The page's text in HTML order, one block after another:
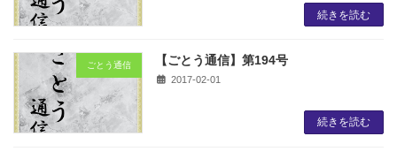
続きを読む
ごとう通信 【ごとう通信】第194号
2017-02-01
続きを読む